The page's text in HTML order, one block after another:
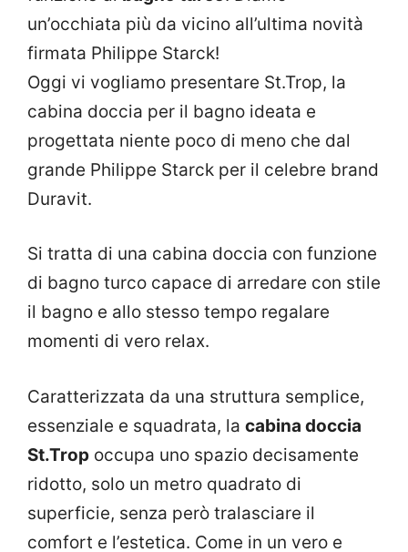
un’occhiata più da vicino all’ultima novità
firmata Philippe Starck!
Oggi vi vogliamo presentare St.Trop, la
cabina doccia per il bagno ideata e
progettata niente poco di meno che dal
grande Philippe Starck per il celebre brand
Duravit.
Si tratta di una cabina doccia con funzione
di bagno turco capace di arredare con stile
il bagno e allo stesso tempo regalare
momenti di vero relax.
Caratterizzata da una struttura semplice,
essenziale e squadrata, la cabina doccia
St.Trop occupa uno spazio decisamente
ridotto, solo un metro quadrato di
superficie, senza però tralasciare il
comfort e l’estetica. Come in un vero e